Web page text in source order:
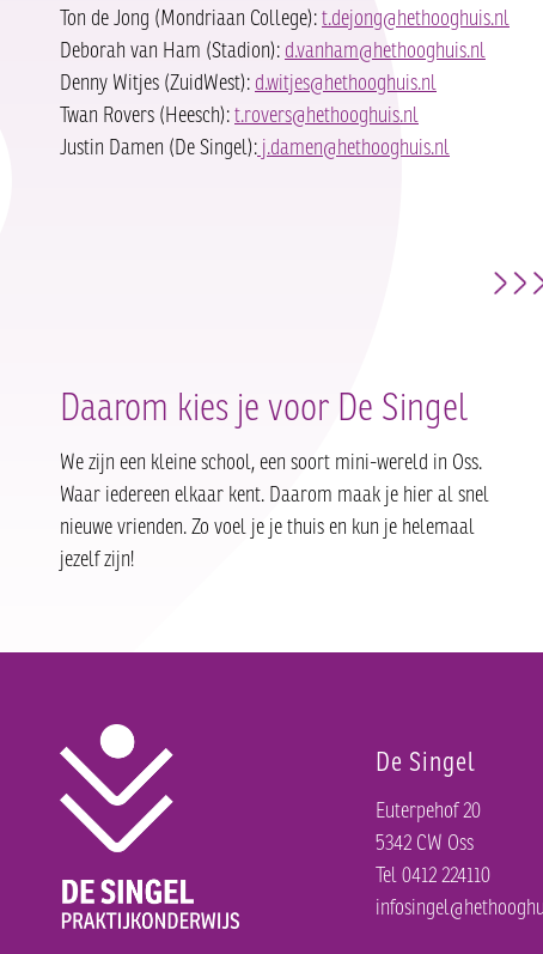
Ton de Jong (Mondriaan College):t.dejong@hethooghuis.nl
Deborah van Ham (Stadion): d.vanham@hethooghuis.nl
Denny Witjes (ZuidWest): d.witjes@hethooghuis.nl
Twan Rovers (Heesch):t.rovers@hethooghuis.nl
Justin Damen (De Singel): j.damen@hethooghuis.nl
Daarom kies je voor De Singel
We zijn een kleine school, een soort mini-wereld in Oss.
Waar iedereen elkaar kent. Daarom maak je hier al snel
nieuwe vrienden. Zo voel je je thuis en kun je helemaal
jezelf zijn!
De Singel
Euterpehof 20
5342 CW Oss
Tel 0412 224110